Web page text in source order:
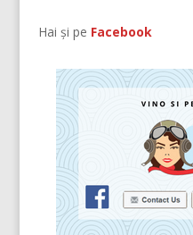
Hai și pe Facebook